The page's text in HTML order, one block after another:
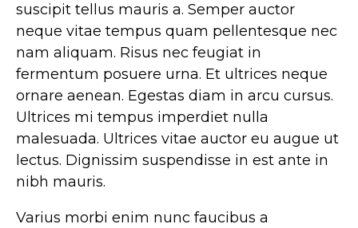
suscipit tellus mauris a. Semper auctor
neque vitae tempus quam pellentesque nec
nam aliquam. Risus nec feugiat in
fermentum posuere urna. Et ultrices neque
ornare aenean. Egestas diam in arcu cursus.
Ultrices mi tempus imperdiet nulla
malesuada. Ultrices vitae auctor eu augue ut
lectus. Dignissim suspendisse in est ante in
nibh mauris.
Varius morbi enim nunc faucibus a